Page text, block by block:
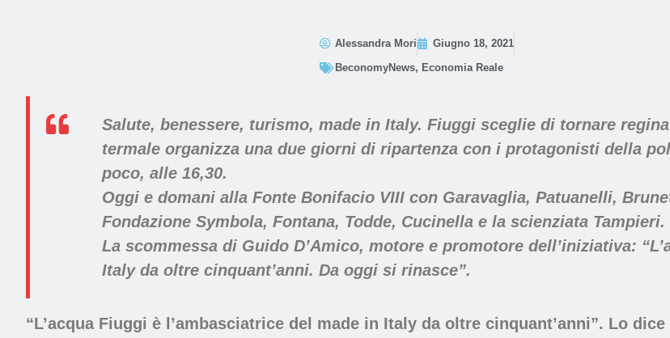
Alessandra Mori
Giugno 18, 2021
BeconomyNews, Economia Reale
Salute, benessere, turismo, made in Italy. Fiuggi sceglie di tornare
termale organizza una due giorni di ripartenza con i protagonisti della
poco, alle 16,30.
Oggi e domani alla Fonte Bonifacio VIII con Garavaglia, Patuanelli,
Fondazione Symbola, Fontana, Todde, Cucinella e la scienziata Tampieri.
La scommessa di Guido D’Amico, motore e promotore dell’iniziativa:
Italy da oltre cinquant’anni. Da oggi si rinasce”.
“L’acqua Fiuggi è l’ambasciatrice del made in Italy da oltre cinquant’anni”. Lo